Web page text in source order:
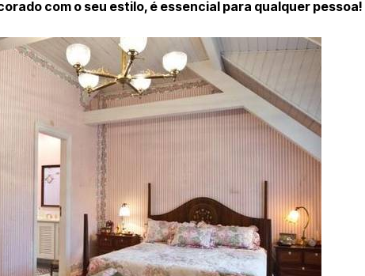
com o seu estilo, é essencial para qualquer pessoa!